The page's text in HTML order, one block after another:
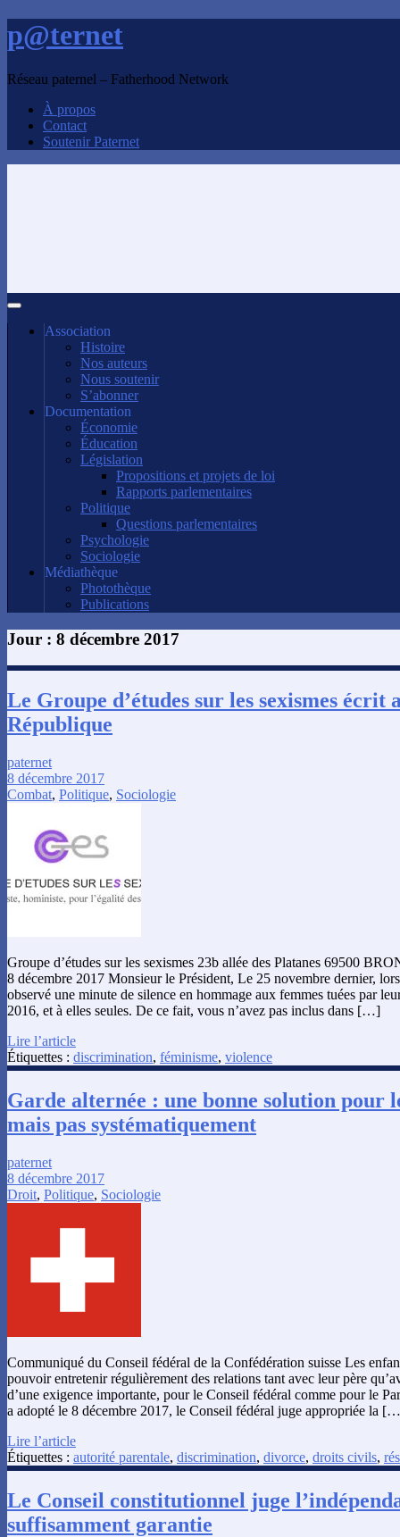
p@ternet
Réseau paternel – Fatherhood Network
À propos
Contact
Soutenir Paternet
Association
Histoire
Nos auteurs
Nous soutenir
S’abonner
Documentation
Économie
Éducation
Législation
Propositions et projets de loi
Rapports parlementaires
Politique
Questions parlementaires
Psychologie
Sociologie
Médiathèque
Photothèque
Publications
Jour : 8 décembre 2017
Le Groupe d’études sur les sexismes écrit
République
paternet
8 décembre 2017
Combat, Politique, Sociologie
Groupe d’études sur les sexismes 23b allée des Platanes 69500
8 décembre 2017 Monsieur le Président, Le 25 novembre dernier,
observé une minute de silence en hommage aux femmes tuées par
2016, et à elles seules. De ce fait, vous n’avez pas inclus dans […]
Lire l’article
Étiquettes : discrimination, féminisme, violence
Garde alternée : une bonne solution pour
mais pas systématiquement
paternet
8 décembre 2017
Droit, Politique, Sociologie
Communiqué du Conseil fédéral de la Confédération suisse Les
pouvoir entretenir régulièrement des relations tant avec leur père
d’une exigence importante, pour le Conseil fédéral comme pour le
a adopté le 8 décembre 2017, le Conseil fédéral juge appropriée la
Lire l’article
Étiquettes : autorité parentale, discrimination, divorce, droits civils,
Le Conseil constitutionnel juge
suffisamment garantie